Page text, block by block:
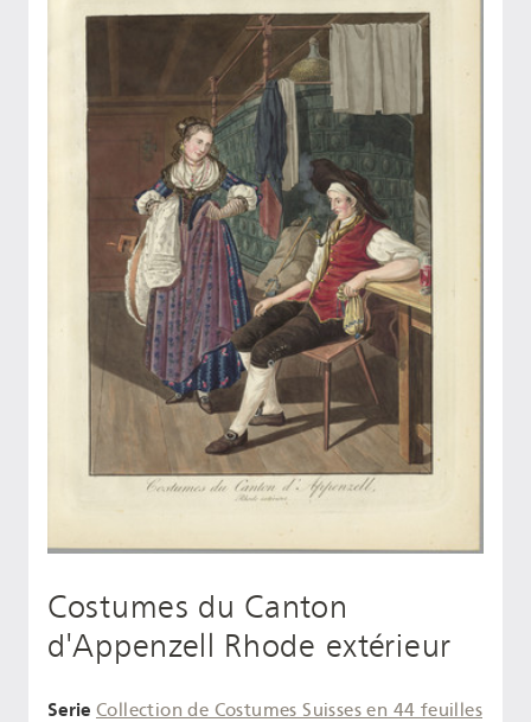
Costumes du Canton
d'Appenzell Rhode extérieur
Serie Collection de Costumes Suisses en 44 feuilles